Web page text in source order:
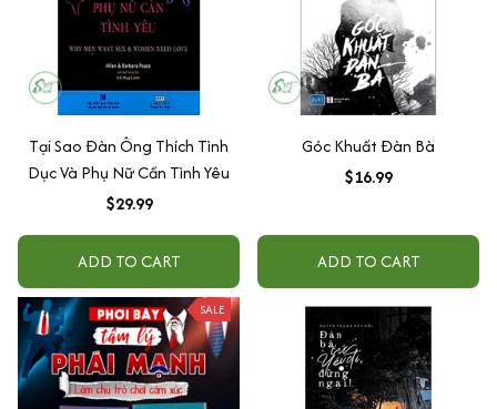
Tại Sao Đàn Ông Thích Tình
Dục Và Phụ Nữ Cần Tình Yêu
$29.99
ADD TO CART
Góc Khuất Đàn Bà
$16.99
ADD TO CART
SALE